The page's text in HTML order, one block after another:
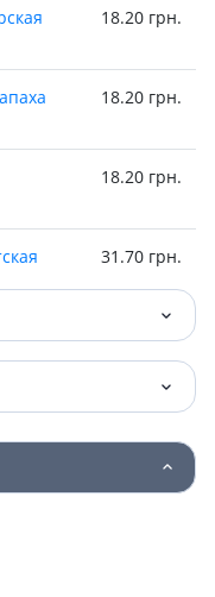
18.20 грн.
18.20 грн.
18.20 грн.
31.70 грн.
31.70 грн.
д/
34.70 грн.
д/
34.70 грн.